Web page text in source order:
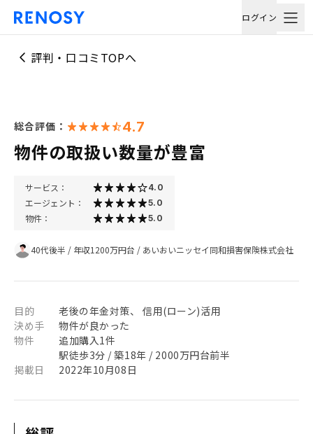
ログイン
評判・口コミTOPへ
総合評価： 4.7
物件の取扱い数量が豊富
サービス： 4.0
エージェント： 5.0
物件： 5.0
40代後半 / 年収1200万円台 / あいおいニッセイ同和損害保険株式会社
目的
老後の年金対策、 信用(ローン)活用
決め手
物件が良かった
物件
追加購入1件
駅徒歩3分 / 築18年 / 2000万円台前半
掲載日
2022年10月08日